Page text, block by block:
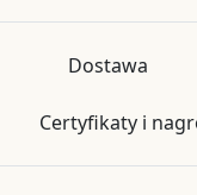
Dostawa
Certyfikaty i